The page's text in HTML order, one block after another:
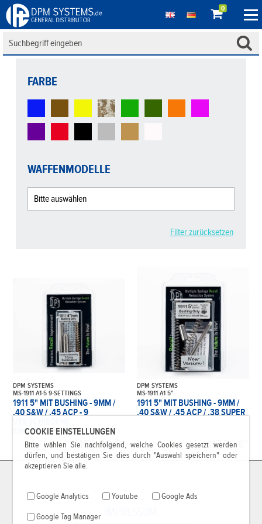
COOKIE EINSTELLUNGEN
Bitte wählen Sie nachfolgend, welche Cookies gesetzt werden
dürfen, und bestätigen Sie dies durch "Auswahl speichern" oder
akzeptieren Sie alle.
Google Analytics Youtube Google Ads
Google Tag Manager
0
FARBE
WAFFENMODELLE
Filter zurücksetzen
DPM SYSTEMS
MS-1911 A1-5 9-SETTINGS
1911 5" MIT BUSHING - 9MM /
.40 S&W / .45 ACP - 9
EINSTELLUNGEN
159,99 €*
DPM SYSTEMS
MS-1911 A1 5"
1911 5" MIT BUSHING - 9MM /
.40 S&W / .45 ACP / .38 SUPER
117,99 €*